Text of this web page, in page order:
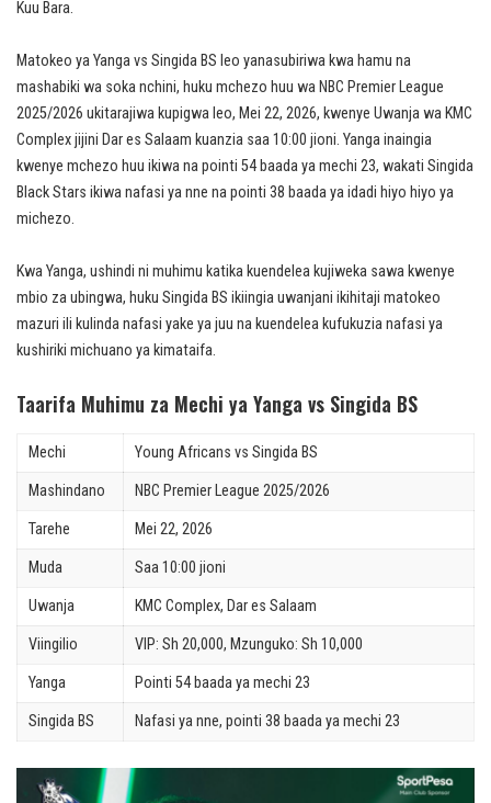
Kuu Bara.
Matokeo ya Yanga vs Singida BS leo yanasubiriwa kwa hamu na
mashabiki wa soka nchini, huku mchezo huu wa NBC Premier League
2025/2026 ukitarajiwa kupigwa leo, Mei 22, 2026, kwenye Uwanja wa KMC
Complex jijini Dar es Salaam kuanzia saa 10:00 jioni. Yanga inaingia
kwenye mchezo huu ikiwa na pointi 54 baada ya mechi 23, wakati Singida
Black Stars ikiwa nafasi ya nne na pointi 38 baada ya idadi hiyo hiyo ya
michezo.
Kwa Yanga, ushindi ni muhimu katika kuendelea kujiweka sawa kwenye
mbio za ubingwa, huku Singida BS ikiingia uwanjani ikihitaji matokeo
mazuri ili kulinda nafasi yake ya juu na kuendelea kufukuzia nafasi ya
kushiriki michuano ya kimataifa.
Taarifa Muhimu za Mechi ya Yanga vs Singida BS
Mechi Young Africans vs Singida BS
Mashindano NBC Premier League 2025/2026
Tarehe Mei 22, 2026
Muda Saa 10:00 jioni
Uwanja KMC Complex, Dar es Salaam
Viingilio VIP: Sh 20,000, Mzunguko: Sh 10,000
Yanga Pointi 54 baada ya mechi 23
Singida BS Nafasi ya nne, pointi 38 baada ya mechi 23